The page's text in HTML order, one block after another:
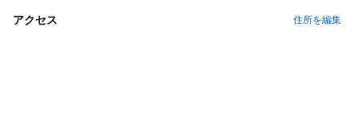
アクセス 住所を編集